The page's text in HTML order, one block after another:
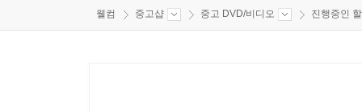
웰컴 중고샵 중고 DVD/비디오 진행중인